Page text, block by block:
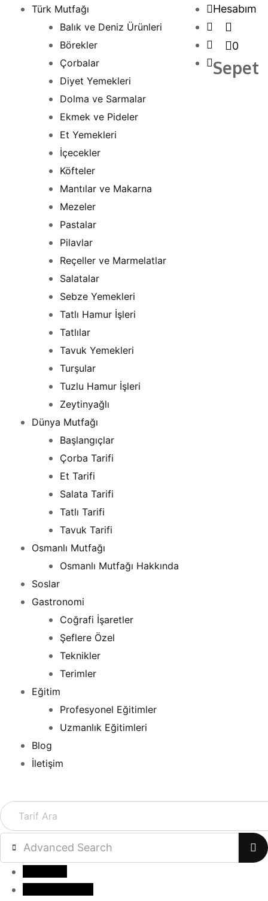
İçeriği Türk Mutfağı
Balık ve Deniz Ürünleri
Börekler
Çorbalar
Diyet Yemekleri
Dolma ve Sarmalar
Ekmek ve Pideler
Et Yemekleri
İçecekler
Köfteler
Mantılar ve Makarna
Mezeler
Pastalar
Pilavlar
Reçeller ve Marmelatlar
Salatalar
Sebze Yemekleri
Tatlı Hamur İşleri
Tatlılar
Tavuk Yemekleri
Turşular
Tuzlu Hamur İşleri
Zeytinyağlı
Dünya Mutfağı
Başlangıçlar
Çorba Tarifi
Et Tarifi
Salata Tarifi
Tatlı Tarifi
Tavuk Tarifi
Osmanlı Mutfağı
Osmanlı Mutfağı Hakkında
Soslar
Gastronomi
Coğrafi İşaretler
Şeflere Özel
Teknikler
Terimler
Eğitim
Profesyonel Eğitimler
Uzmanlık Eğitimleri
Blog
İletişim
Hesabım
0
Sepet
Advanced Search